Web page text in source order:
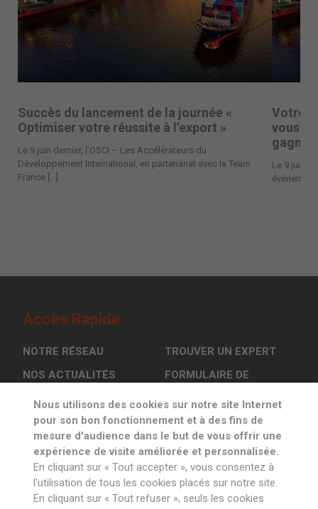
Succès du lancement de la journée «
Optimiser votre réussite à l’export »
Le 9 juin dernier, l’OSCI – Les Accélérateurs du
Développement International, en partenariat avec la Team
France [...]
Votre
vous
gagner
Le 9 juin à
Accès Rapide
NOTRE RÉSEAU
NOS ACTUALITÉS
L’OSCI EN ACTION
TROUVER UN EXPERT
FORMULAIRE DE
CONTACT
Inscrivez-vous à la newsletter
Nous utilisons des cookies sur notre site Internet
pour son bon fonctionnement et à des fins de
mesure d'audience dans le but de vous offrir une
expérience de visite améliorée et personnalisée.
En cliquant sur « Tout accepter », vous consentez à
l'utilisation de tous les cookies placés sur notre site.
En cliquant sur « Tout refuser », seuls les cookies